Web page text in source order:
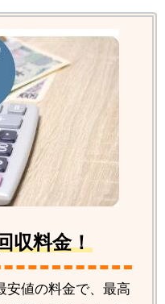
収料金！
安値の料金で、最高